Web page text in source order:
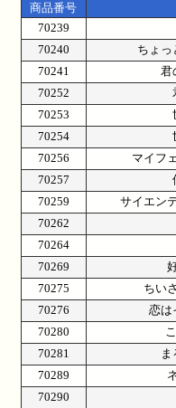
商品番号
70239
70240
ちょ
70241
君
70252
70253
70254
70256
マイフ
70257
70259
サイエン
70262
70264
70269
70275
ちい
70276
恋は
70280
70281
70289
70290